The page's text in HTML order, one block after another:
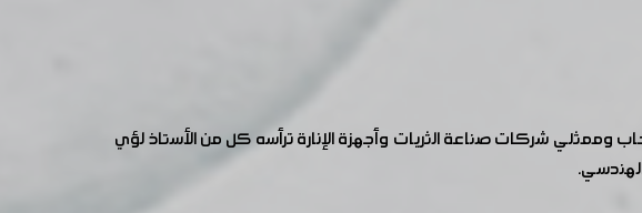
شركات صناعة الثريات وأجهزة الإنارة ترأسه كل من الأستاذ لؤي